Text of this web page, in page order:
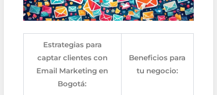
Estrategias para
captar clientes con
Email Marketing en
Bogotá:
Beneficios para
tu negocio: